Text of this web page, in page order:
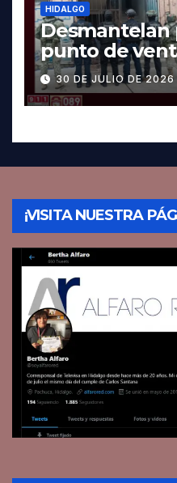
HIDALGO
Desmantelan
punto de
Pachuca; hay
30 DE JULIO DE 2026
¡VISITA NUESTRA